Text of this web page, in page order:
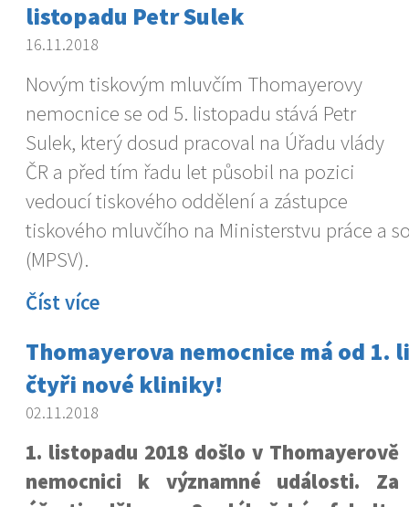
listopadu Petr Sulek
16.11.2018
Novým tiskovým mluvčím Thomayerovy
nemocnice se od 5. listopadu stává Petr
Sulek, který dosud pracoval na Úřadu vlády
ČR a před tím řadu let působil na pozici
vedoucí tiskového oddělení a zástupce
tiskového mluvčího na Ministerstvu práce a
(MPSV).
Číst více
Thomayerova nemocnice má od 1.
čtyři nové kliniky!
02.11.2018
1. listopadu 2018 došlo v Thomayerově
nemocnici k významné události. Za